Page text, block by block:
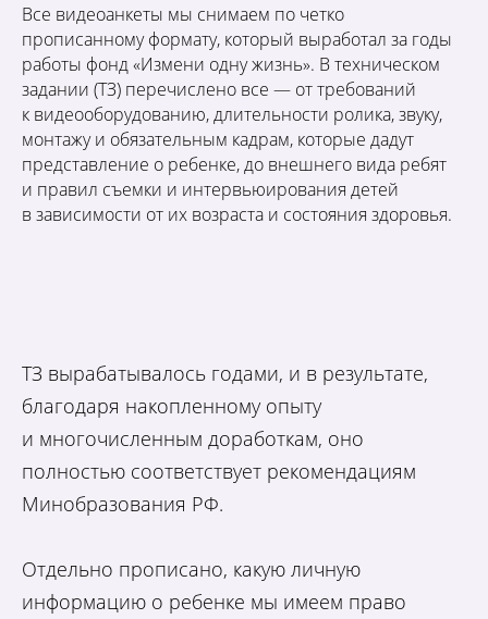
Все видеоанкеты мы снимаем по четко
прописанному формату, который выработал за годы
работы фонд «Измени одну жизнь». В техническом
задании (ТЗ) перечислено все — от требований
к видеооборудованию, длительности ролика, звуку,
монтажу и обязательным кадрам, которые дадут
представление о ребенке, до внешнего вида ребят
и правил съемки и интервьюирования детей
в зависимости от их возраста и состояния здоровья.
ТЗ вырабатывалось годами, и в результате,
благодаря накопленному опыту
и многочисленным доработкам, оно
полностью соответствует рекомендациям
Минобразования РФ.
Отдельно прописано, какую личную
информацию о ребенке мы имеем право